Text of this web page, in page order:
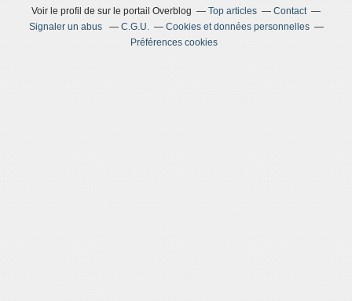
Voir le profil de sur le portail Overblog Top articles
Contact
Signaler un abus
C.G.U.
Cookies et données personnelles
Préférences cookies